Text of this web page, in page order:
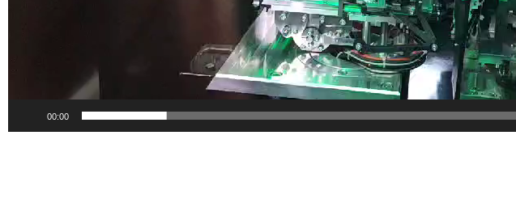
00:00